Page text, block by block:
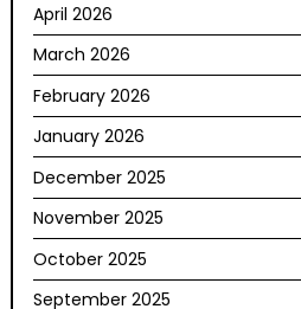
April 2026
March 2026
February 2026
January 2026
December 2025
November 2025
October 2025
September 2025